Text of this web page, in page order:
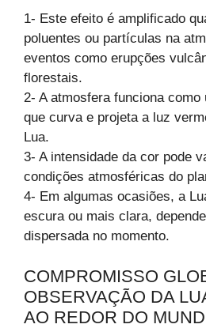
1- Este efeito é amplificado
poluentes ou partículas na
eventos como erupções
florestais.
2- A atmosfera funciona como
que curva e projeta a luz
Lua.
3- A intensidade da cor pode
condições atmosféricas do
4- Em algumas ocasiões, a
escura ou mais clara,
dispersada no momento.
COMPROMISSO
OBSERVAÇÃO DA
AO REDOR DO